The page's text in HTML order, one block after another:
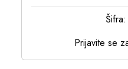
Prijavite se